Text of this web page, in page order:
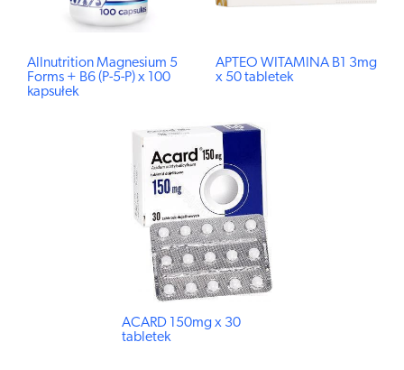
Allnutrition Magnesium 5
Forms + B6 (P-5-P) x 100
kapsułek
APTEO WITAMINA B1 3mg
x 50 tabletek
ACARD 150mg x 30
tabletek